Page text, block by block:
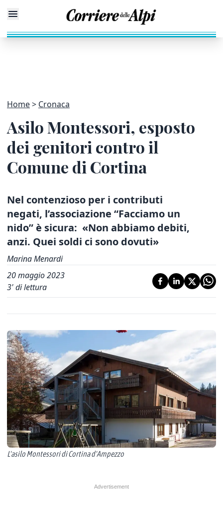
Home Cronaca
Asilo Montessori, esposto
dei genitori contro il
Comune di Cortina
Nel contenzioso per i contributi
negati, l’associazione “Facciamo un
nido” è sicura: «Non abbiamo debiti,
anzi. Quei soldi ci sono dovuti»
Marina Menardi
20 maggio 2023
3' di lettura
L'asilo Montessori di Cortina d'Ampezzo